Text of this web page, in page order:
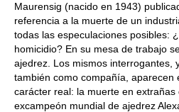
Maurensig (nacido en 1943)
referencia a la muerte de un
todas las especulaciones posibles:
homicidio? En su mesa de trabajo
ajedrez. Los mismos interrogantes,
también como compañía, aparecen
carácter real: la muerte en extrañas
excampeón mundial de ajedrez